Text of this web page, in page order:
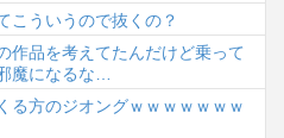
こういうので抜くの？
作品を考えてたんだけど乗って
魔になるな…
る方のジオングｗｗｗｗｗｗｗ